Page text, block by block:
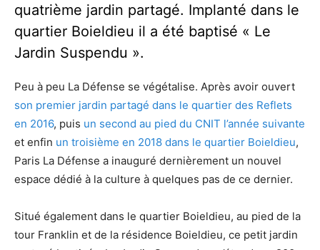
quatrième jardin partagé. Implanté dans le
quartier Boieldieu il a été baptisé « Le
Jardin Suspendu ».
Peu à peu La Défense se végétalise. Après avoir ouvert
son premier jardin partagé dans le quartier des Reflets
en 2016, puis un second au pied du CNIT l’année suivante
et enfin un troisième en 2018 dans le quartier Boieldieu,
Paris La Défense a inauguré dernièrement un nouvel
espace dédié à la culture à quelques pas de ce dernier.
Situé également dans le quartier Boieldieu, au pied de la
tour Franklin et de la résidence Boieldieu, ce petit jardin